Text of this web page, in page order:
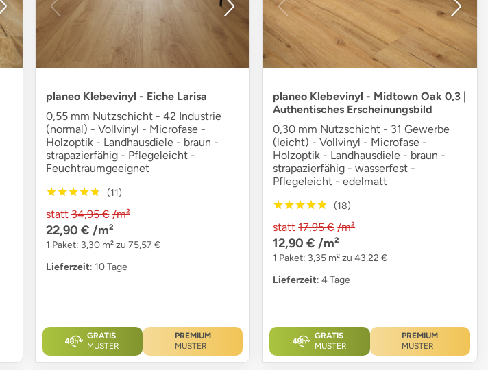
planeo Klebevinyl - Eiche Larisa
0,55 mm Nutzschicht - 42 Industrie
(normal) - Vollvinyl - Microfase -
Holzoptik - Landhausdiele - braun -
strapazierfähig - Pflegeleicht -
Feuchtraumgeeignet
★★★★★
★★★★★ (11)
statt 34,95 € /m²
22,90 € /m²
1 Paket: 3,30 m² zu 75,57 €
Lieferzeit: 10 Tage
GRATIS
MUSTER
PREMIUM
MUSTER
planeo Klebevinyl - Midtown Oak 0,3 |
Authentisches Erscheinungsbild
0,30 mm Nutzschicht - 31 Gewerbe
(leicht) - Vollvinyl - Microfase -
Holzoptik - Landhausdiele - braun -
strapazierfähig - wasserfest -
Pflegeleicht - edelmatt
★★★★★
★★★★★ (18)
statt 17,95 € /m²
12,90 € /m²
1 Paket: 3,35 m² zu 43,22 €
Lieferzeit: 4 Tage
GRATIS
MUSTER
PREMIUM
MUSTER